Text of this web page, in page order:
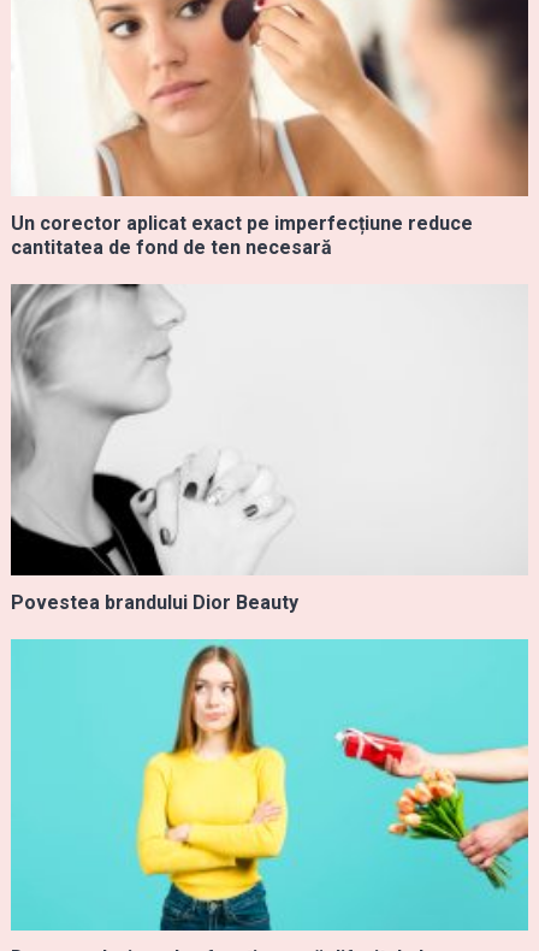
Un corector aplicat exact pe imperfecțiune reduce
cantitatea de fond de ten necesară
Povestea brandului Dior Beauty